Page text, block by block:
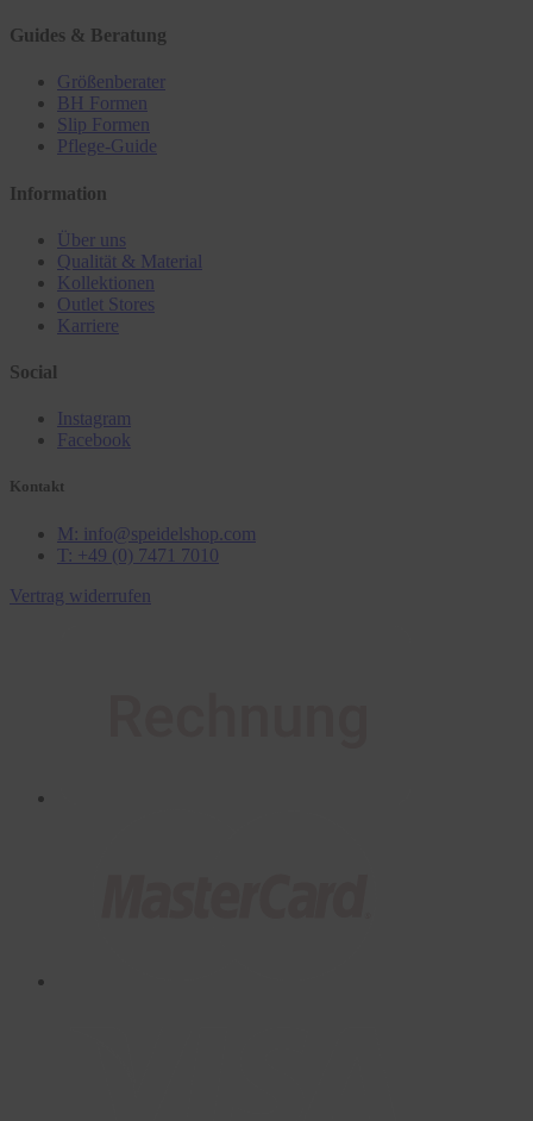
Guides & Beratung
Größenberater
BH Formen
Slip Formen
Pflege-Guide
Information
Über uns
Qualität & Material
Kollektionen
Outlet Stores
Karriere
Social
Instagram
Facebook
Kontakt
M: info@speidelshop.com
T: +49 (0) 7471 7010
Vertrag widerrufen